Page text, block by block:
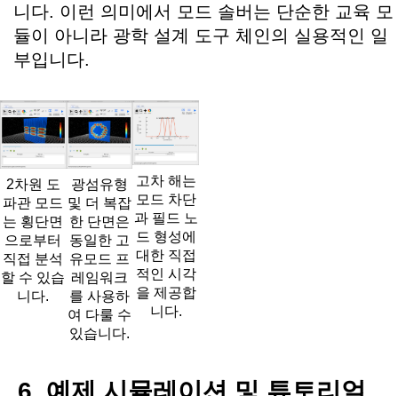
니다. 이런 의미에서 모드 솔버는 단순한 교육 모
듈이 아니라 광학 설계 도구 체인의 실용적인 일
부입니다.
2차원 도
파관 모드
는 횡단면
으로부터
직접 분석
할 수 있습
니다.
광섬유형
및 더 복잡
한 단면은
동일한 고
유모드 프
레임워크
를 사용하
여 다룰 수
있습니다.
고차 해는
모드 차단
과 필드 노
드 형성에
대한 직접
적인 시각
을 제공합
니다.